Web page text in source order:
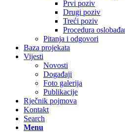
Prvi poziv
Drugi poziv
Treći poziv
Procedura
Pitanja i odgovori
Baza projekata
Vijesti
Novosti
Događaji
Foto galerija
Publikacije
Rječnik pojmova
Kontakt
Search
Menu